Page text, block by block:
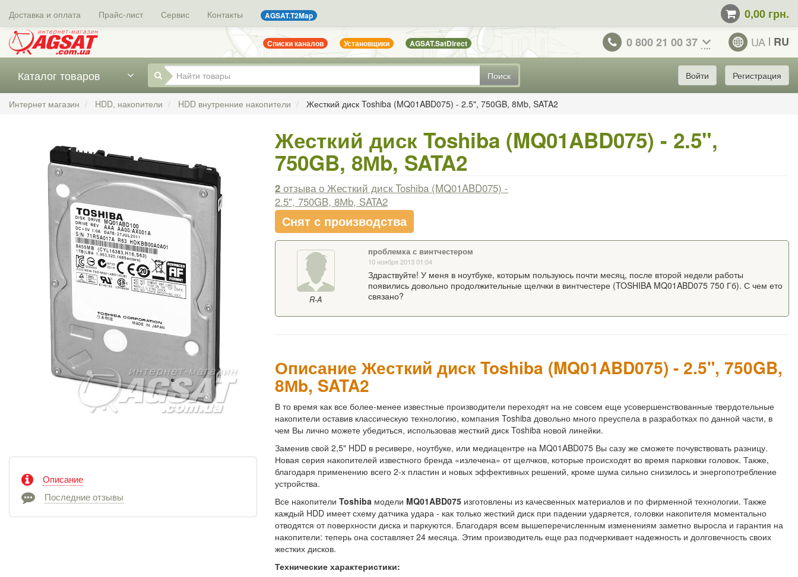
Доставка и оплата Прайс-лист Сервис Контакты AGSAT.T2Map 0,00 грн.
Списки каналов Установщики AGSAT.SatDirect 0 800 21 00 37 UA RU
Поиск
Каталог товаров Войти Регистрация
Интернет магазин HDD, накопители HDD внутренние накопители Жесткий диск Toshiba (MQ01ABD075) - 2.5", 750GB, 8Мb, SATA2
Описание
Последние отзывы
Жесткий диск Toshiba (MQ01ABD075) - 2.5",
750GB, 8Мb, SATA2
2 отзывао Жесткий диск Toshiba (MQ01ABD075) -
2.5", 750GB, 8Мb, SATA2
Снят с производства
R-A
проблемка с винтчестером
10 ноября 2013 01:04
Здраствуйте! У меня в ноутбуке, которым пользуюсь почти месяц, после второй недели работы
появились довольно продолжительные щелчки в винтчестере (TOSHIBA MQ01ABD075 750 Гб). С чем ето
связано?
Описание Жесткий диск Toshiba (MQ01ABD075) - 2.5", 750GB,
8Мb, SATA2
В то время как все более-менее известные производители переходят на не совсем еще усовершенствованные твердотельные
накопители оставив классическую технологию, компания Toshiba довольно много преуспела в разработках по данной части, в
чем Вы лично можете убедиться, использовав жесткий диск Toshiba новой линейки.
Заменив свой 2,5" HDD в ресивере, ноутбуке, или медиацентре на MQ01ABD075 Вы сазу же сможете почувствовать разницу.
Новая серия накопителей известного бренда «излечена» от щелчков, которые происходят во время парковки головок. Также,
благодаря применению всего 2-х пластин и новых эффективных решений, кроме шума сильно снизилось и энергопотребление
устройства.
Все накопители Toshiba модели MQ01ABD075 изготовлены из качесвенных материалов и по фирменной технологии. Также
каждый HDD имеет схему датчика удара - как только жесткий диск при падении ударяется, головки накопителя моментально
отводятся от поверхности диска и паркуются. Благодаря всем вышеперечисленным изменениям заметно выросла и гарантия на
накопители: теперь она составляет 24 месяца. Этим производитель еще раз подчеркивает надежность и долговечность своих
жестких дисков.
Технические характеристики: